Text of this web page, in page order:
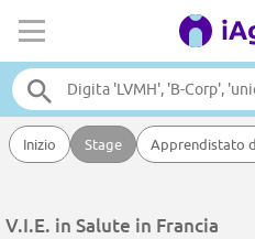
Inizio Stage Apprendistato
V.I.E. in Salute in Francia